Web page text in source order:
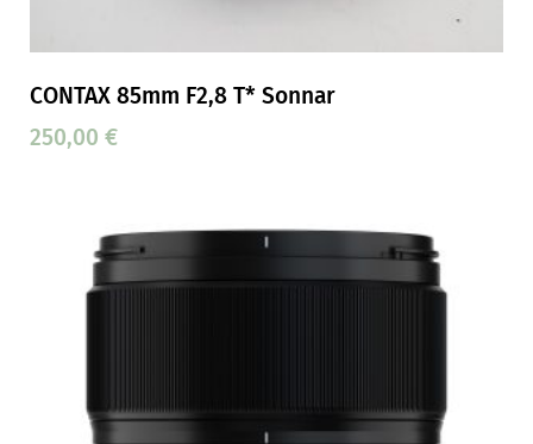
CONTAX 85mm F2,8 T* Sonnar
250,00 €